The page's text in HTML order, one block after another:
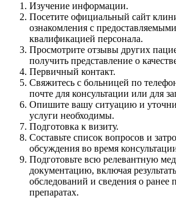
Изучение информации.
Посетите официальный сайт
ознакомления с
квалификацией персонала.
Просмотрите отзывы других
получить представление о
Первичный контакт.
Свяжитесь с больницей по
почте для консультации или для
Опишите вашу ситуацию и
услуги необходимы.
Подготовка к визиту.
Составьте список вопросов и
обсуждения во время
Подготовьте всю релевантную
документацию, включая
обследований и сведения о
препаратах.